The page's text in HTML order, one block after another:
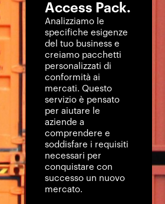
Access Pack.
Analizziamo le
specifiche esigenze
del tuo business e
creiamo pacchetti
personalizzati di
conformità ai
mercati. Questo
servizio è pensato
per aiutare le
aziende a
comprendere e
soddisfare i requisiti
necessari per
conquistare con
successo un nuovo
mercato.